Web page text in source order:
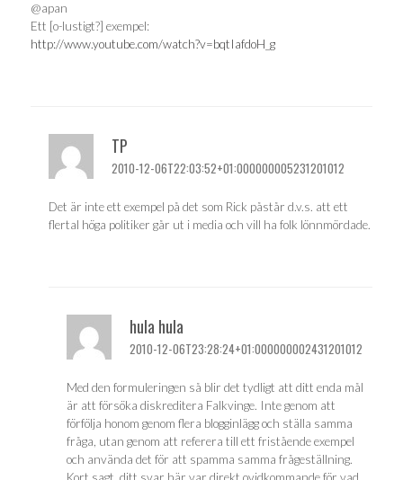
@apan
Ett [o-lustigt?] exempel:
http://www.youtube.com/watch?v=bqtIafdoH_g
TP
2010-12-06T22:03:52+01:000000005231201012
Det är inte ett exempel på det som Rick påstår d.v.s. att ett
flertal höga politiker går ut i media och vill ha folk lönnmördade.
hula hula
2010-12-06T23:28:24+01:000000002431201012
Med den formuleringen så blir det tydligt att ditt enda mål
är att försöka diskreditera Falkvinge. Inte genom att
förfölja honom genom flera blogginlägg och ställa samma
fråga, utan genom att referera till ett fristående exempel
och använda det för att spamma samma frågeställning.